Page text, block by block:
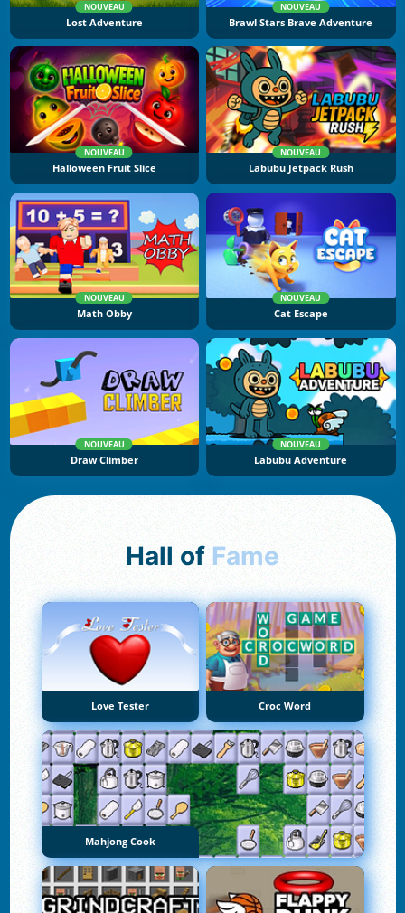
NOUVEAU
Lost Adventure
NOUVEAU
Brawl Stars Brave Adventure
NOUVEAU
Halloween Fruit Slice
NOUVEAU
Labubu Jetpack Rush
NOUVEAU
Math Obby
NOUVEAU
Cat Escape
NOUVEAU
Draw Climber
NOUVEAU
Labubu Adventure
Hall of Fame
Love Tester Croc Word
Mahjong Cook